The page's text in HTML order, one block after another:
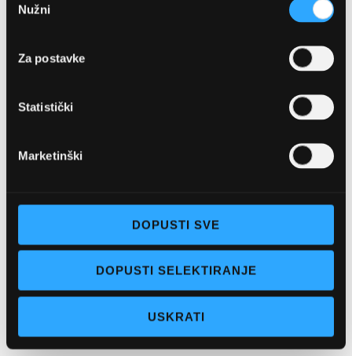
pristanka
Nužni
Za postavke
Statistički
Marketinški
DOPUSTI SVE
DOPUSTI SELEKTIRANJE
USKRATI
Pon - pet: 07 - 21h,
Sub: 07-21h
webshop@optikanjego.hr